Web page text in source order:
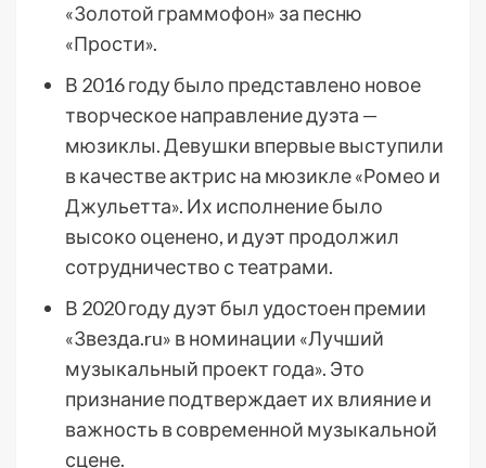
«Золотой граммофон» за песню
«Прости».
В 2016 году было представлено новое
творческое направление дуэта —
мюзиклы. Девушки впервые выступили
в качестве актрис на мюзикле «Ромео и
Джульетта». Их исполнение было
высоко оценено, и дуэт продолжил
сотрудничество с театрами.
В 2020 году дуэт был удостоен премии
«Звезда.ru» в номинации «Лучший
музыкальный проект года». Это
признание подтверждает их влияние и
важность в современной музыкальной
сцене.